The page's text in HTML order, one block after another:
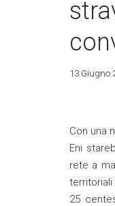
13 Giugno
Con una
Eni
rete a
territoriali
25